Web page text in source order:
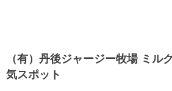
（有）丹後ジャージー牧場 ミル
気スポット